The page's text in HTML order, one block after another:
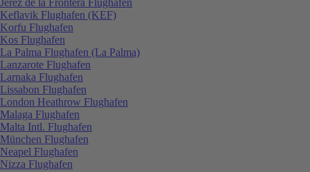
Keflavik Flughafen (KEF)
Korfu Flughafen
Kos Flughafen
La Palma Flughafen (La Palma)
Lanzarote Flughafen
Larnaka Flughafen
Lissabon Flughafen
London Heathrow Flughafen
Malaga Flughafen
Malta Intl. Flughafen
München Flughafen
Neapel Flughafen
Nizza Flughafen